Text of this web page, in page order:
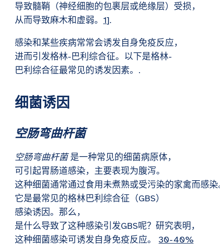
导致髓鞘（神经细胞的包裹层或绝缘层）受损，
从而导致麻木和虚弱。 1].
感染和某些疾病常常会诱发自身免疫反应，
进而引发格林-巴利综合征。以下是格林-
巴利综合征最常见的诱发因素。.
细菌诱因
空肠弯曲杆菌
空肠弯曲杆菌是一种常见的细菌病原体，
可引起胃肠道感染，主要表现为腹泻。
这种细菌通常通过食用未煮熟或受污染的家禽而感染
它是最常见的格林巴利综合征（GBS）
感染诱因。那么，
是什么导致了这种感染引发GBS呢？研究表明，
这种细菌感染可诱发自身免疫反应。 30-40%